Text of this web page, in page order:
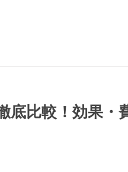
比較！効果・